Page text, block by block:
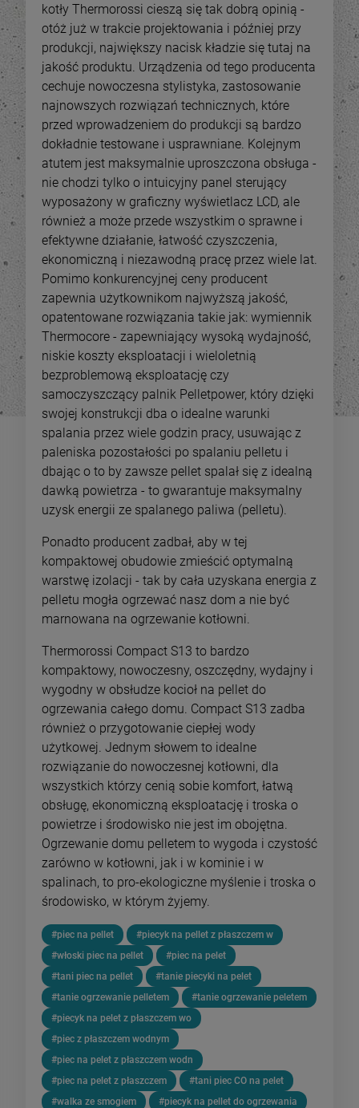
kotły Thermorossi cieszą się tak dobrą opinią -
otóż już w trakcie projektowania i później przy
produkcji, największy nacisk kładzie się tutaj na
jakość produktu. Urządzenia od tego producenta
cechuje nowoczesna stylistyka, zastosowanie
najnowszych rozwiązań technicznych, które
przed wprowadzeniem do produkcji są bardzo
dokładnie testowane i usprawniane. Kolejnym
atutem jest maksymalnie uproszczona obsługa -
nie chodzi tylko o intuicyjny panel sterujący
wyposażony w graficzny wyświetlacz LCD, ale
również a może przede wszystkim o sprawne i
efektywne działanie, łatwość czyszczenia,
ekonomiczną i niezawodną pracę przez wiele lat.
Pomimo konkurencyjnej ceny producent
zapewnia użytkownikom najwyższą jakość,
opatentowane rozwiązania takie jak: wymiennik
Thermocore - zapewniający wysoką wydajność,
niskie koszty eksploatacji i wieloletnią
bezproblemową eksploatację czy
samoczyszczący palnik Pelletpower, który dzięki
swojej konstrukcji dba o idealne warunki
spalania przez wiele godzin pracy, usuwając z
paleniska pozostałości po spalaniu pelletu i
dbając o to by zawsze pellet spalał się z idealną
dawką powietrza - to gwarantuje maksymalny
uzysk energii ze spalanego paliwa (pelletu).
Ponadto producent zadbał, aby w tej
kompaktowej obudowie zmieścić optymalną
warstwę izolacji - tak by cała uzyskana energia z
pelletu mogła ogrzewać nasz dom a nie być
marnowana na ogrzewanie kotłowni.
Thermorossi Compact S13 to bardzo
kompaktowy, nowoczesny, oszczędny, wydajny i
wygodny w obsłudze kocioł na pellet do
ogrzewania całego domu. Compact S13 zadba
również o przygotowanie ciepłej wody
użytkowej. Jednym słowem to idealne
rozwiązanie do nowoczesnej kotłowni, dla
wszystkich którzy cenią sobie komfort, łatwą
obsługę, ekonomiczną eksploatację i troska o
powietrze i środowisko nie jest im obojętna.
Ogrzewanie domu pelletem to wygoda i czystość
zarówno w kotłowni, jak i w kominie i w
spalinach, to pro-ekologiczne myślenie i troska o
środowisko, w którym żyjemy.
#piec na pellet
#piecyk na pellet z płaszczem w
#włoski piec na pellet
#piec na pelet
#tani piec na pellet
#tanie piecyki na pelet
#tanie ogrzewanie pelletem
#tanie ogrzewanie peletem
#piecyk na pelet z płaszczem wo
#piec z płaszczem wodnym
#piec na pelet z płaszczem wodn
#piec na pelet z płaszczem
#tani piec CO na pelet
#walka ze smogiem
#piecyk na pellet do ogrzewania